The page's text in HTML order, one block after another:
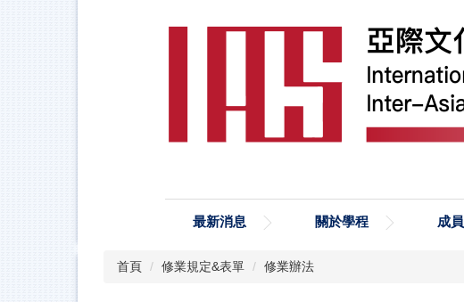
最新消息 關於學程 成員
首頁 修業規定&表單 修業辦法